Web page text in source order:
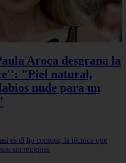
Aroca desgrana la
"Piel natural,
nude para un